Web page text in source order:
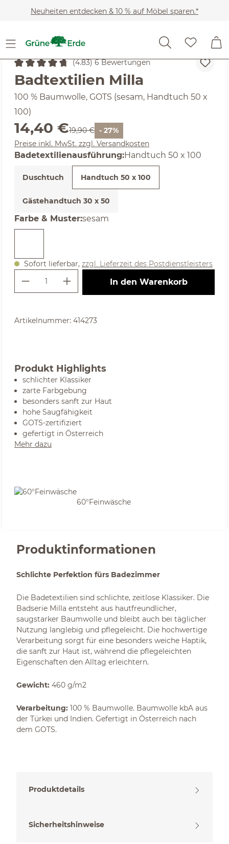
Zum Hauptinhalt springen
Neuheiten entdecken & 10 % auf Möbel sparen.*
Heimtextilien Badtextilien Handtücher
Durchschnittliche Bewertung von 4.83 von 5 Sternen
(4.83) 6 Bewertungen
Badtextilien Milla
100 % Baumwolle, GOTS (sesam, Handtuch 50 x
100)
Verkaufspreis:
14,40 €Regulärer Preis:
19,90 € - 27%
Preise inkl. MwSt. zzgl. Versandkosten
Badetextilienausführungauswählen
:Handtuch 50 x 100
Duschtuch Handtuch 50 x 100
Gästehandtuch 30 x 50
Farbe & Musterauswählen
:sesam
Sofort lieferbar, zzgl. Lieferzeit des Postdienstleisters
Produkt Anzahl: Gib den
In den Warenkorb
Artikelnummer: 414273
Produkt Highlights
schlichter Klassiker
zarte Farbgebung
besonders sanft zur Haut
hohe Saugfähigkeit
GOTS-zertifiziert
gefertigt in Österreich
Mehr dazu
60°Feinwäsche
Produktinformationen
Schlichte Perfektion fürs Badezimmer
Die Badetextilien sind schlichte, zeitlose Klassiker. Die
Badserie Milla entsteht aus hautfreundlicher,
saugstarker Baumwolle und bleibt auch bei täglicher
Nutzung langlebig und pflegeleicht. Die hochwertige
Verarbeitung sorgt für eine besonders weiche Haptik,
die sanft zur Haut ist, während die pflegeleichten
Eigenschaften den Alltag erleichtern.
Gewicht: 460 g/m2
Verarbeitung: 100 % Baumwolle. Baumwolle kbA aus
der Türkei und Indien. Gefertigt in Österreich nach
dem GOTS.
Produktdetails
Sicherheitshinweise